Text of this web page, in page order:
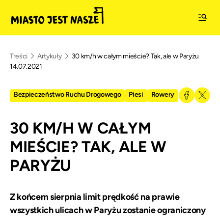
Treści Artykuły
30 km/h w całym mieście? Tak, ale w Paryżu
14.07.2021
Bezpieczeństwo Ruchu Drogowego Piesi Rowery
30 KM/H W CAŁYM
MIEŚCIE? TAK, ALE W
PARYŻU
Z końcem sierpnia limit prędkość na prawie
wszystkich ulicach w Paryżu zostanie ograniczony